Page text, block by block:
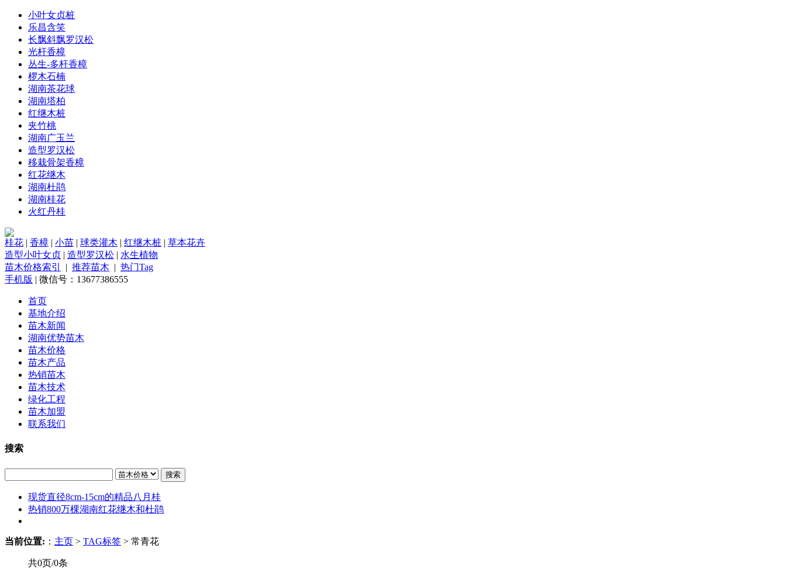
小叶女贞桩
乐昌含笑
长飘斜飘罗汉松
光杆香樟
丛生-多杆香樟
椤木石楠
湖南茶花球
湖南塔柏
红继木桩
夹竹桃
湖南广玉兰
造型罗汉松
移栽骨架香樟
红花继木
湖南杜鹃
湖南桂花
火红丹桂
桂花 | 香樟 | 小苗 | 球类灌木 | 红继木桩 | 草本花卉
造型小叶女贞 | 造型罗汉松 | 水生植物
苗木价格索引
| 推荐苗木 | 热门Tag
手机版 | 微信号：13677386555
首页
基地介绍
苗木新闻
湖南优势苗木
苗木价格
苗木产品
热销苗木
苗木技术
绿化工程
苗木加盟
联系我们
搜索
搜索
现货直径8cm-15cm的精品八月桂
热销800万棵湖南红花继木和杜鹃
当前位置: ： 主页 > TAG标签 > 常青花
共0页/0条